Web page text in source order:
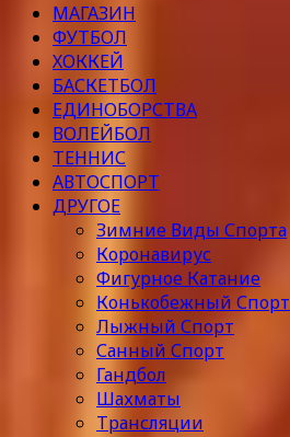
МАГАЗИН
ФУТБОЛ
ХОККЕЙ
БАСКЕТБОЛ
ЕДИНОБОРСТВА
ВОЛЕЙБОЛ
ТЕННИС
АВТОСПОРТ
ДРУГОЕ
Зимние Виды Спорта
Коронавирус
Фигурное Катание
Конькобежный Спорт
Лыжный Спорт
Санный Спорт
Гандбол
Шахматы
Трансляции